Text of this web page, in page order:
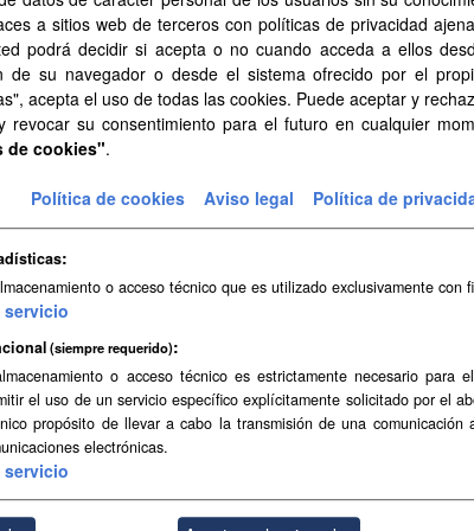
educativos
educativos y áreas de influencia de educación infantil,
SHP CSV
a sitios web de terceros con políticas de privacidad
podrá decidir si acepta o no cuando acceda a ellos
de su navegador o desde el sistema ofrecido por el
acepta el uso de todas las cookies. Puede aceptar y
revocar su consentimiento para el futuro en cualquier
de cookies".
Política de cookies Aviso legal Política de
o acceso técnico que es utilizado exclusivamente con
servicio
(siempre requerido)
o acceso técnico es estrictamente necesario para
el uso de un servicio específico explícitamente solicitado por el
propósito de llevar a cabo la transmisión de una comunicación
electrónicas.
servicio